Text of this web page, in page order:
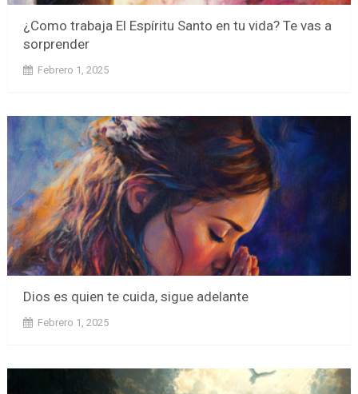
¿Como trabaja El Espíritu Santo en tu vida? Te vas a
sorprender
Febrero 1, 2025
Dios es quien te cuida, sigue adelante
Febrero 1, 2025